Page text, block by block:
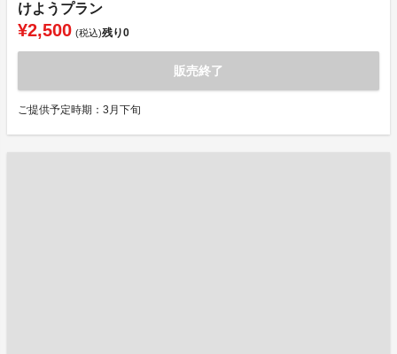
けようプラン
¥2,500 (税込)残り0
販売終了
ご提供予定時期：3月下旬